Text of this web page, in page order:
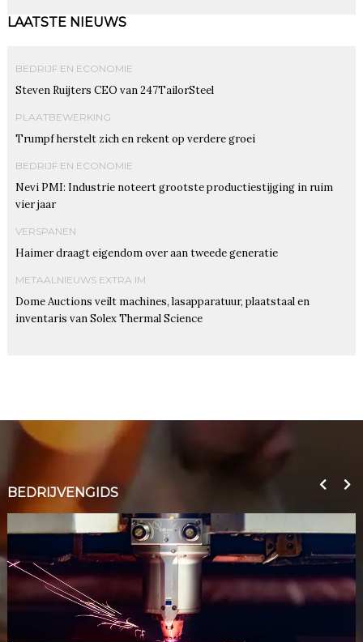
LAATSTE NIEUWS
BEDRIJF EN ECONOMIE
Steven Ruijters CEO van 247TailorSteel
PLAATBEWERKING
Trumpf herstelt zich en rekent op verdere groei
BEDRIJF EN ECONOMIE
Nevi PMI: Industrie noteert grootste productiestijging in ruim
vier jaar
VERSPANEN
Haimer draagt eigendom over aan tweede generatie
METAALNIEUWS EXTRA IM
Dome Auctions veilt machines, lasapparatuur, plaatstaal en
inventaris van Solex Thermal Science
BEDRIJVENGIDS